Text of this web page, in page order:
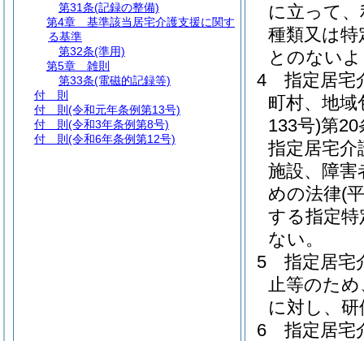
に立って
種類又は
とのない
4
指定居宅
町村、地
133号)第20
指定居宅介
施設、障
めの法律(
する指定
ない。
5
指定居宅
止等のた
に対し、
6
指定居宅
第31条(記録の整備)
第4章
基準該当居宅介護支援に関す
る基準
第32条(準用)
第5章
雑則
第33条(電磁的記録等)
付 則
付 則 (令和元年条例第13号)
付 則 (令和3年条例第8号)
付 則 (令和6年条例第12号)